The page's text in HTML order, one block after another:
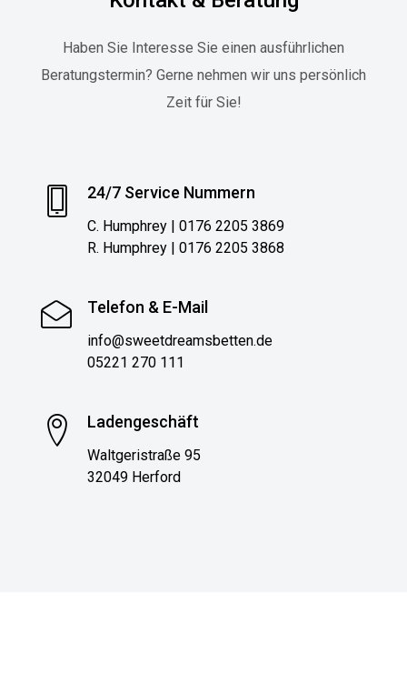
Haben Sie Interesse Sie einen ausführlichen
Beratungstermin? Gerne nehmen wir uns persönlich
Zeit für Sie!
24/7 Service Nummern
C. Humphrey | 0176 2205 3869
R. Humphrey | 0176 2205 3868
Telefon & E-Mail
info@sweetdreamsbetten.de
05221 270 111
Ladengeschäft
Waltgeristraße 95
32049 Herford